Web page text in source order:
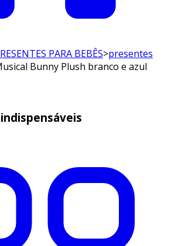
PARA BEBÊS>presentes
Bunny Plush branco e azul